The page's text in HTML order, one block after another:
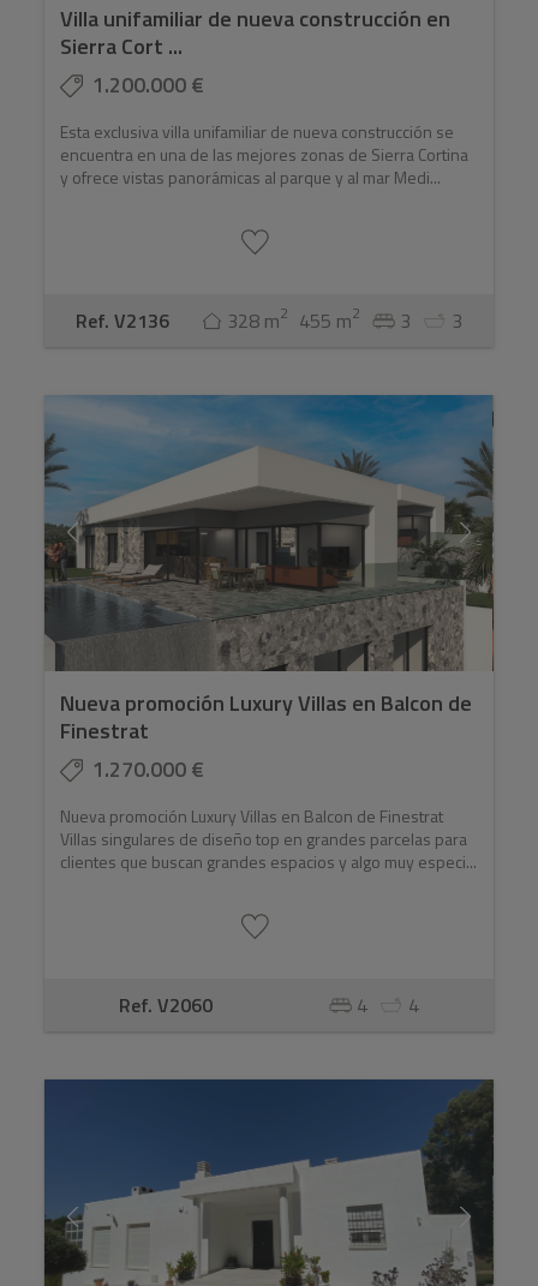
Villa unifamiliar de nueva construcción en
Sierra Cort ...
1.200.000 €
Esta exclusiva villa unifamiliar de nueva construcción se
encuentra en una de las mejores zonas de Sierra Cortina
y ofrece vistas panorámicas al parque y al mar Medi...
Ref. V2136 328 m2 455 m2 3 3
Nueva promoción Luxury Villas en Balcon de
Finestrat
1.270.000 €
Nueva promoción Luxury Villas en Balcon de Finestrat
Villas singulares de diseño top en grandes parcelas para
clientes que buscan grandes espacios y algo muy especi...
Ref. V2060 4 4